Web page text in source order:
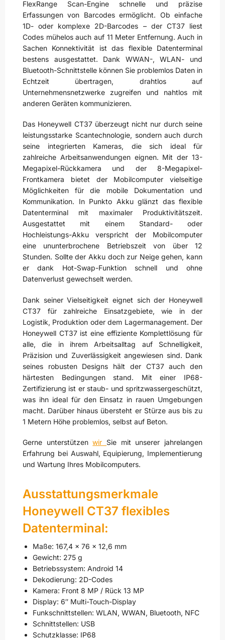
FlexRange Scan-Engine schnelle und präzise
Erfassungen von Barcodes ermöglicht. Ob einfache
1D- oder komplexe 2D-Barcodes – der CT37 liest
Codes mühelos auch auf 11 Meter Entfernung. Auch in
Sachen Konnektivität ist das flexible Datenterminal
bestens ausgestattet. Dank WWAN-, WLAN- und
Bluetooth-Schnittstelle können Sie problemlos Daten in
Echtzeit übertragen, drahtlos auf
Unternehmensnetzwerke zugreifen und nahtlos mit
anderen Geräten kommunizieren.
Das Honeywell CT37 überzeugt nicht nur durch seine
leistungsstarke Scantechnologie, sondern auch durch
seine integrierten Kameras, die sich ideal für
zahlreiche Arbeitsanwendungen eignen. Mit der 13-
Megapixel-Rückkamera und der 8-Megapixel-
Frontkamera bietet der Mobilcomputer vielseitige
Möglichkeiten für die mobile Dokumentation und
Kommunikation. In Punkto Akku glänzt das flexible
Datenterminal mit maximaler Produktivitätszeit.
Ausgestattet mit einem Standard- oder
Hochleistungs-Akku verspricht der Mobilcomputer
eine ununterbrochene Betriebszeit von über 12
Stunden. Sollte der Akku doch zur Neige gehen, kann
er dank Hot-Swap-Funktion schnell und ohne
Datenverlust gewechselt werden.
Dank seiner Vielseitigkeit eignet sich der Honeywell
CT37 für zahlreiche Einsatzgebiete, wie in der
Logistik, Produktion oder dem Lagermanagement. Der
Honeywell CT37 ist eine effiziente Komplettlösung für
alle, die in ihrem Arbeitsalltag auf Schnelligkeit,
Präzision und Zuverlässigkeit angewiesen sind. Dank
seines robusten Designs hält der CT37 auch den
härtesten Bedingungen stand. Mit einer IP68-
Zertifizierung ist er staub- und spritzwassergeschützt,
was ihn ideal für den Einsatz in rauen Umgebungen
macht. Darüber hinaus übersteht er Stürze aus bis zu
1 Metern Höhe problemlos, selbst auf Beton.
Gerne unterstützenwir Sie mit unserer jahrelangen
Erfahrung bei Auswahl, Equipierung, Implementierung
und Wartung Ihres Mobilcomputers.
Ausstattungsmerkmale
Honeywell CT37 flexibles
Datenterminal:
Maße: 167,4 x 76 x 12,6 mm
Gewicht: 275 g
Betriebssystem: Android 14
Dekodierung: 2D-Codes
Kamera: Front 8 MP / Rück 13 MP
Display: 6″ Multi-Touch-Display
Funkschnittstellen: WLAN, WWAN, Bluetooth, NFC
Schnittstellen: USB
Schutzklasse: IP68